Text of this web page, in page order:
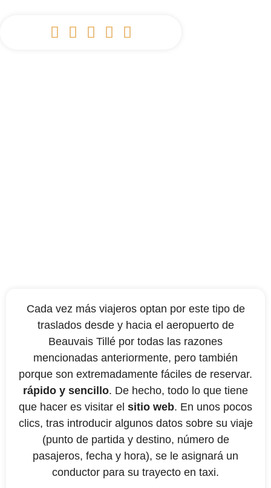
    
Cada vez más viajeros optan por este tipo de
traslados desde y hacia el aeropuerto de
Beauvais Tillé por todas las razones
mencionadas anteriormente, pero también
porque son extremadamente fáciles de reservar.
rápido y sencillo. De hecho, todo lo que tiene
que hacer es visitar el sitio web. En unos pocos
clics, tras introducir algunos datos sobre su viaje
(punto de partida y destino, número de
pasajeros, fecha y hora), se le asignará un
conductor para su trayecto en taxi.